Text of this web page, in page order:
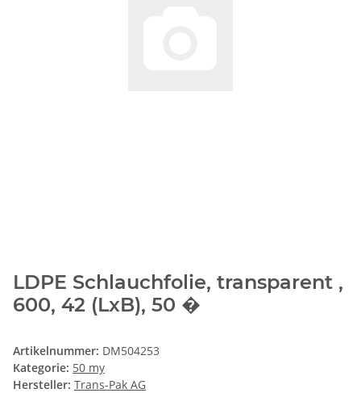
LDPE Schlauchfolie, transparent ,
600, 42 (LxB), 50 �
Artikelnummer: DM504253
Kategorie: 50 my
Hersteller: Trans-Pak AG